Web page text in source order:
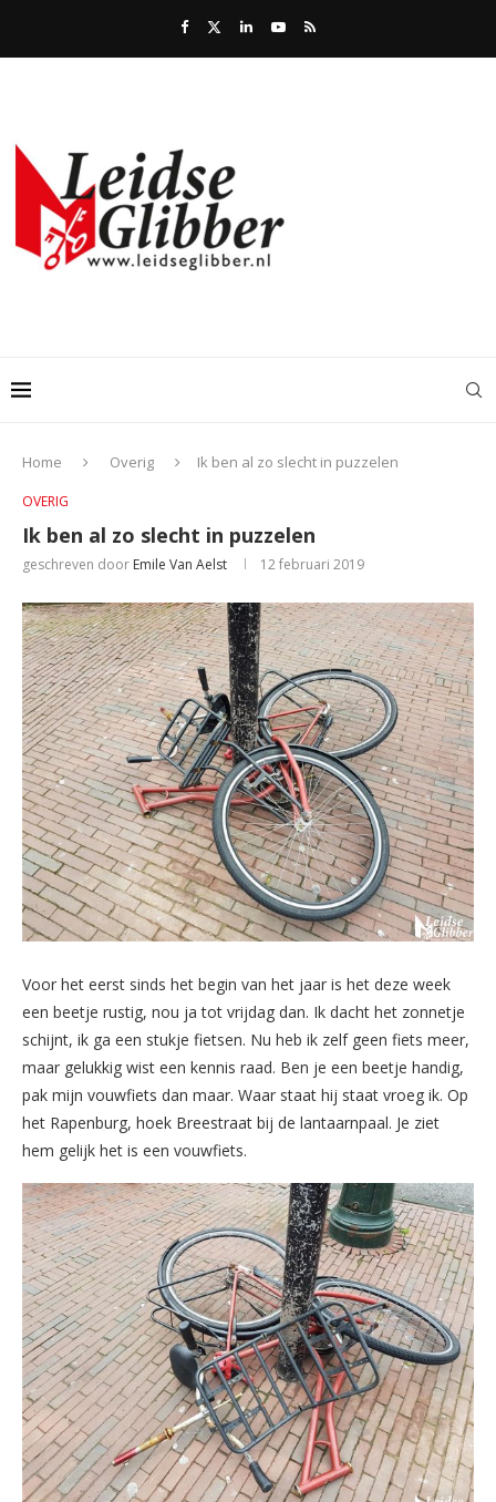
Home Overig Ik ben al zo slecht in puzzelen
OVERIG
Ik ben al zo slecht in puzzelen
geschreven door Emile Van Aelst 12 februari 2019
Voor het eerst sinds het begin van het jaar is het deze week
een beetje rustig, nou ja tot vrijdag dan. Ik dacht het zonnetje
schijnt, ik ga een stukje fietsen. Nu heb ik zelf geen fiets meer,
maar gelukkig wist een kennis raad. Ben je een beetje handig,
pak mijn vouwfiets dan maar. Waar staat hij staat vroeg ik. Op
het Rapenburg, hoek Breestraat bij de lantaarnpaal. Je ziet
hem gelijk het is een vouwfiets.